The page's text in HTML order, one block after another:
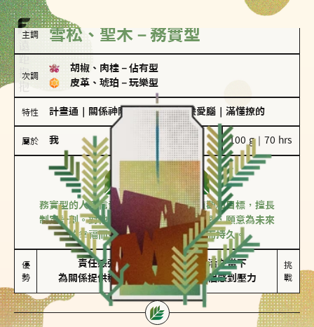
主調 雪松、聖木－務實型
次調
胡椒、肉桂 － 佔有型
皮革、琥珀 － 玩樂型
特性 計畫通 關係神隊友 愛吃醋｜戀愛腦 滿懂撩的
屬於 我 100 g｜70 hrs
務實型
雪松、聖木
務實型的人深信愛情立基於共同的價值觀和目標，擅長
制定計劃。對他們來說，感情穩定最重要，願意為未來
的幸福而努力，讓愛情變得踏實而持久。
優
勢
責任感強
為關係提供穩定度
較難活在當下
易讓伴侶感到壓力
挑
戰